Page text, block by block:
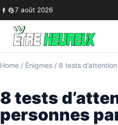
Skip to content
7 août 2026
Home / Énigmes / 8 tests
8 tests
personnes